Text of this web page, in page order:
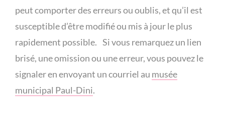
peut comporter des erreurs ou oublis, et qu’il est
susceptible d’être modifié ou mis à jour le plus
rapidement possible. Si vous remarquez un lien
brisé, une omission ou une erreur, vous pouvez le
signaler en envoyant un courriel au musée
municipal Paul-Dini.